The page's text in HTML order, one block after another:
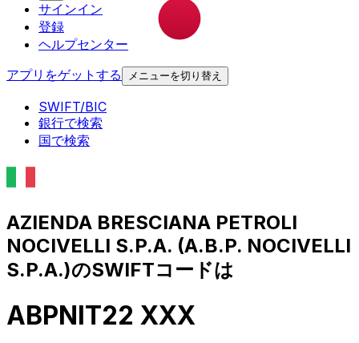
サインイン
登録
ヘルプセンター
アプリをゲットする
メニューを切り替え
SWIFT/BIC
銀行で検索
国で検索
AZIENDA BRESCIANA PETROLI
NOCIVELLI S.P.A. (A.B.P. NOCIVELLI
S.P.A.)のSWIFTコードは
ABPNIT22 XXX